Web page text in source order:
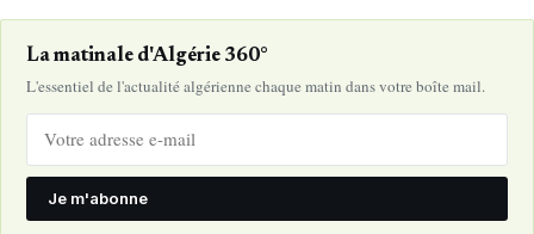
La matinale d'Algérie 360°
L'essentiel de l'actualité algérienne chaque matin dans votre boîte mail.
Je m'abonne